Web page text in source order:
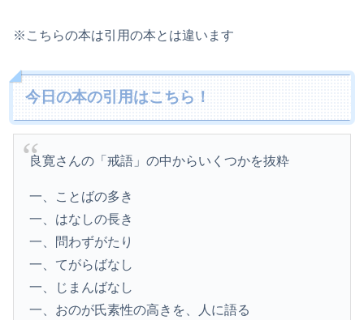
※こちらの本は引用の本とは違います
今日の本の引用はこちら！
良寛さんの「戒語」の中からいくつかを抜粋
一、ことばの多き
一、はなしの長き
一、問わずがたり
一、てがらばなし
一、じまんばなし
一、おのが氏素性の高きを、人に語る